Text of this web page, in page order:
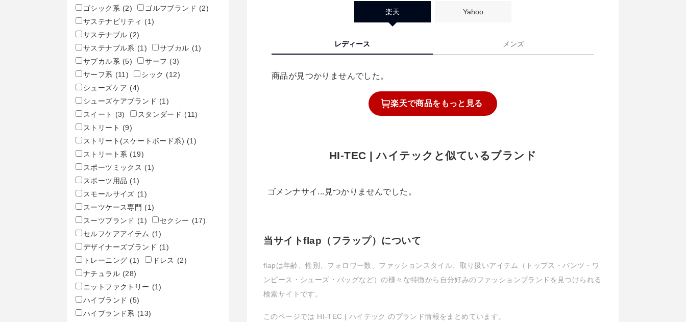
楽天 Yahoo
レディース メンズ
商品が見つかりませんでした。
楽天で商品を もっと見る
HI-TEC | ハイテックと似ているブランド
ゴメンナサイ...見つかりませんでした。
当サイトflap（フラップ）について
flapは年齢、性別、フォロワー数、ファッションスタイル、取り扱いアイテム（トップス・パンツ・ワ
ンピース・シューズ・バッグなど）の様々な特徴から自分好みのファッションブランドを見つけられる
検索サイトです。
このページでは HI-TEC | ハイテック のブランド情報をまとめています。
ゴシック系 (2) ゴルフブランド (2)
サステナビリティ (1)
サステナブル (2)
サステナブル系 (1) サブカル (1)
サブカル系 (5) サーフ (3)
サーフ系 (11) シック (12)
シューズケア (4)
シューズケアブランド (1)
スイート
(3) スタンダード (11)
ストリート (9)
ストリート(スケートボード系) (1)
ストリート系 (19)
スポーツミックス (1)
スポーツ用品 (1)
スモールサイズ (1)
スーツケース専門 (1)
スーツブランド (1) セクシー (17)
セルフケアアイテム (1)
デザイナーズブランド (1)
トレーニング (1) ドレス (2)
ナチュラル (28)
ニットファクトリー (1)
ハイブランド (5)
ハイブランド系 (13)